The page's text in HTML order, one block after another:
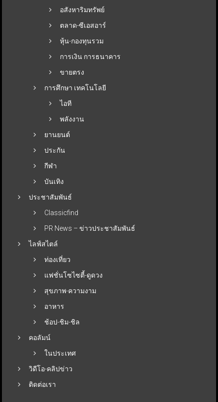
อสังหาริมทรัพย์
ตลาด-ซีเอสอาร์
หุ้น-กองทุนรวม
การเงิน การธนาคาร
ขายตรง
การศึกษา เทคโนโลยี
ไอที
พลังงาน
ยานยนต์
ประกัน
กีฬา
บันเทิง
ประชาสัมพันธ์
Classicfind
PR News – ข่าวประชาสัมพันธ์
ไลฟ์สไตล์
ท่องเที่ยว
แฟชั่นโซไซตี้-ดูดวง
สุขภาพ-ความงาม
อาหาร
ช้อป-ชิม-ชิล
คอลัมน์
ในประเทศ
วิดีโอ-คลิปข่าว
ติดต่อเรา